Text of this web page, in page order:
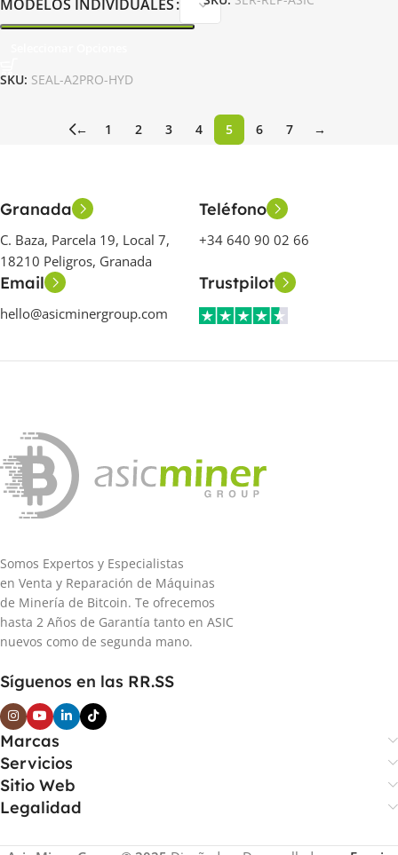
MODELOS INDIVIDUALES
SKU: SEAL-A2PRO-HYD
← 1 2 3 4 5 6 7 →
Granada
C. Baza, Parcela 19, Local 7,
18210 Peligros, Granada
Teléfono
+34 640 90 02 66
Email
hello@asicminergroup.com
Trustpilot
Somos Expertos y Especialistas
en Venta y Reparación de Máquinas
de Minería de Bitcoin. Te ofrecemos
hasta 2 Años de Garantía tanto en ASIC
nuevos como de segunda mano.
Síguenos en las RR.SS
Marcas
Servicios
Sitio Web
Legalidad